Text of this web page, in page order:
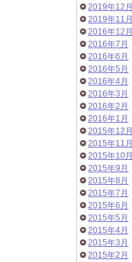
2019年12月
2019年11月
2016年12月
2016年7月
2016年6月
2016年5月
2016年4月
2016年3月
2016年2月
2016年1月
2015年12月
2015年11月
2015年10月
2015年9月
2015年8月
2015年7月
2015年6月
2015年5月
2015年4月
2015年3月
2015年2月